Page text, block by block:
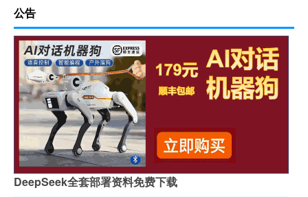
公告
DeepSeek全套部署资料免费下载